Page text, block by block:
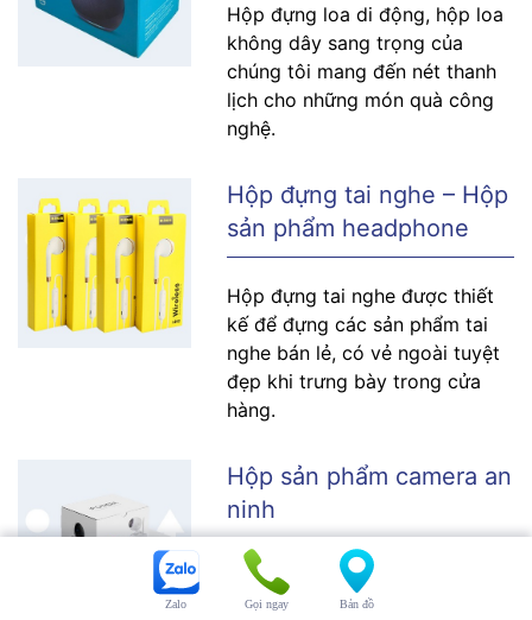
Hộp đựng loa di động, hộp loa
không dây sang trọng của
chúng tôi mang đến nét thanh
lịch cho những món quà công
nghệ.
Hộp đựng tai nghe – Hộp
sản phẩm headphone
Hộp đựng tai nghe được thiết
kế để đựng các sản phẩm tai
nghe bán lẻ, có vẻ ngoài tuyệt
đẹp khi trưng bày trong cửa
hàng.
Hộp sản phẩm camera an
ninh
Hộp đóng gói camera bền đẹp,
khả năng bảo vệ tốt khi vận
Bản đồ
Gọi ngay
Zalo